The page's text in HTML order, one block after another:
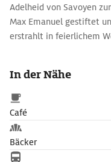
Adelheid von Savoyen
Max Emanuel gestiftet
erstrahlt in feierlichem
darunter auch
In der Nähe
Café
Bäcker